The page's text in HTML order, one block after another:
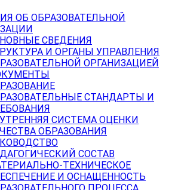
ОБ ОБРАЗОВАТЕЛЬНОЙ
СВЕДЕНИЯ
И ОРГАНЫ УПРАВЛЕНИЯ
ОРГАНИЗАЦИЕЙ
СТАНДАРТЫ И
СИСТЕМА ОЦЕНКИ
ОБРАЗОВАНИЯ
СОСТАВ
ТЕХНИЧЕСКОЕ
И ОСНАЩЕННОСТЬ